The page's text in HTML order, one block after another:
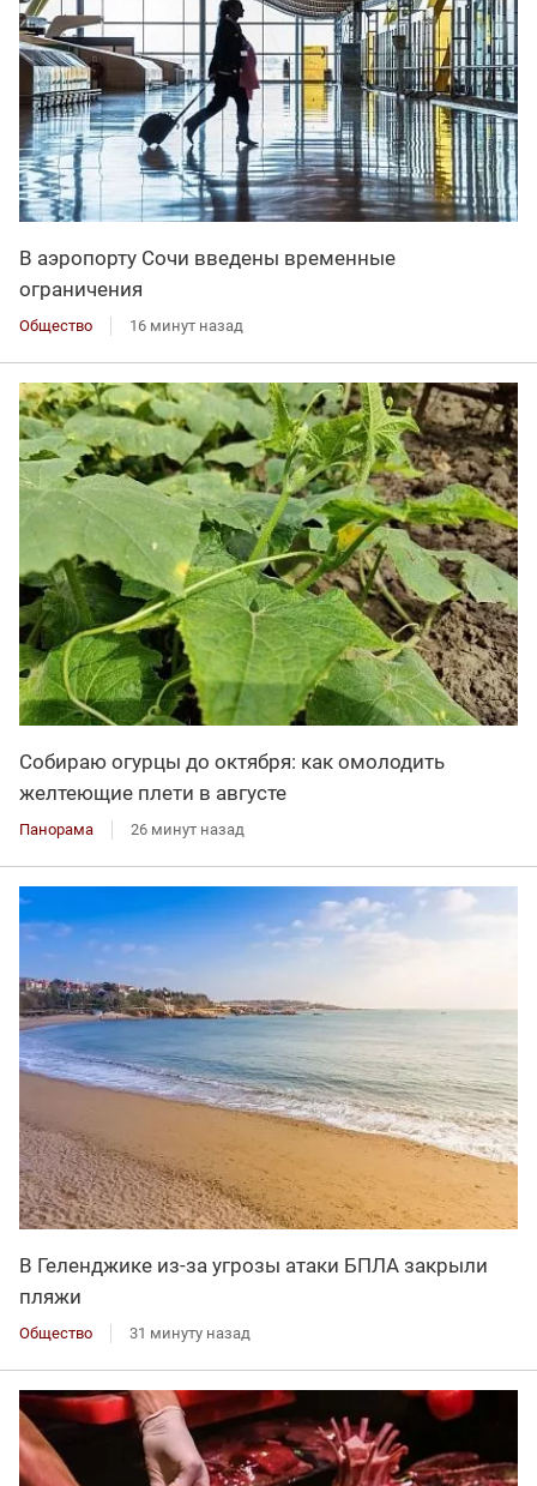
В аэропорту Сочи введены временные
ограничения
Общество 16 минут назад
Собираю огурцы до октября: как омолодить
желтеющие плети в августе
Панорама 26 минут назад
В Геленджике из-за угрозы атаки БПЛА закрыли
пляжи
Общество 31 минуту назад